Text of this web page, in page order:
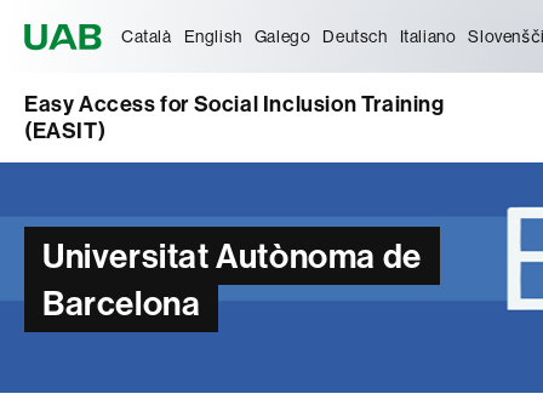
Català English Galego Deutsch Italiano
Easy Access for Social Inclusion Training
(EASIT)
Universitat Autònoma de
Barcelona